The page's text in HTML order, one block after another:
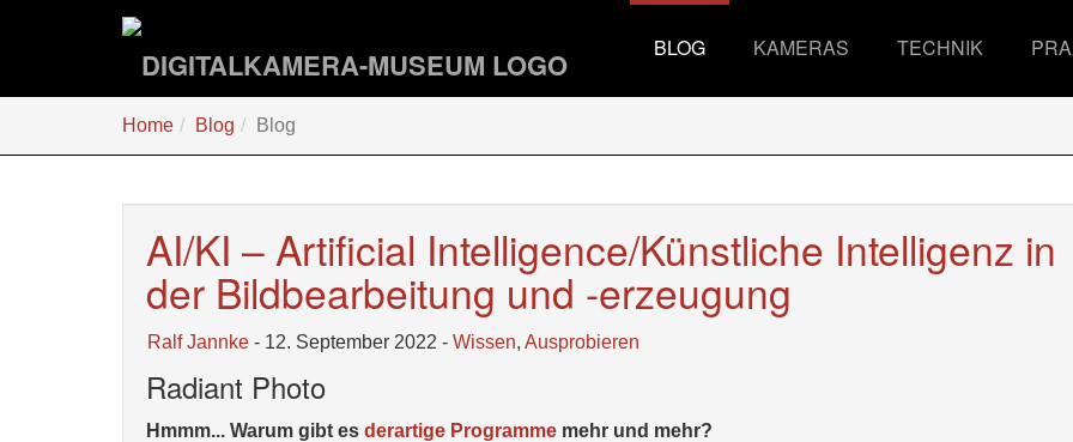
BLOG KAMERAS TECHNIK
sind
Home Blog Blog
AI/KI – Artificial Intelligence/Künstliche Intelligenz in
der Bildbearbeitung und -erzeugung
Ralf Jannke - 12. September 2022 - Wissen, Ausprobieren
Radiant Photo
Hmmm... Warum gibt es derartige Programme mehr und mehr?